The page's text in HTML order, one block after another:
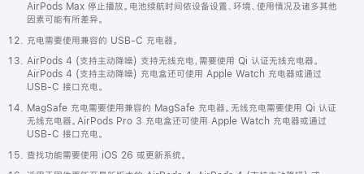
AirPods Max 停止播放。电池续航时间依设备设置、环境、使用情况及诸多其他
因素可能有所差异。
充电需要使用兼容的 USB-C 充电器。
AirPods 4 (支持主动降噪) 支持无线充电，需要使用 Qi 认证无线充电器。
AirPods 4 (支持主动降噪) 充电盒还可使用 Apple Watch 充电器或通过
USB-C 接口充电。
MagSafe 充电需要使用兼容的 MagSafe 充电器。无线充电需要使用 Qi 认证
无线充电器。AirPods Pro 3 充电盒还可使用 Apple Watch 充电器或通过
USB-C 接口充电。
查找功能需要使用 iOS 26 或更新系统。